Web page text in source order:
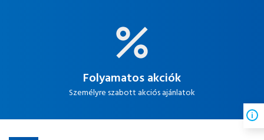
Folyamatos akciók
Személyre szabott akciós ajánlatok